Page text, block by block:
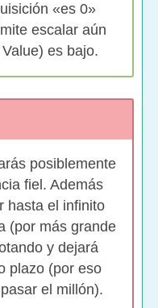
«es 0»
escalar aún
es bajo.
posiblemente
fiel. Además
hasta el infinito
(por más grande
y dejará
plazo (por eso
el millón).